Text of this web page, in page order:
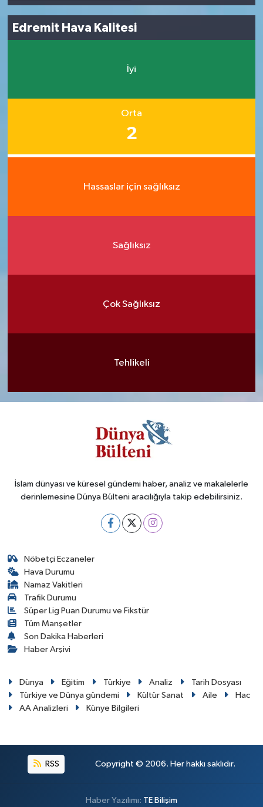
Edremit Hava Kalitesi
İyi
Orta
2
Hassaslar için sağlıksız
Sağlıksız
Çok Sağlıksız
Tehlikeli
İslam dünyası ve küresel gündemi haber, analiz ve makalelerle
derinlemesine Dünya Bülteni aracılığıyla takip edebilirsiniz.
Nöbetçi Eczaneler
Hava Durumu
Namaz Vakitleri
Trafik Durumu
Süper Lig Puan Durumu ve Fikstür
Tüm Manşetler
Son Dakika Haberleri
Haber Arşivi
Dünya Eğitim Türkiye Analiz
Tarih Dosyası
Türkiye ve Dünya gündemi
Kültür Sanat Aile
Hac
AA Analizleri
Künye Bilgileri
RSS Copyright © 2006. Her hakkı saklıdır.
Haber Yazılımı: TE Bilişim